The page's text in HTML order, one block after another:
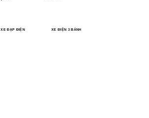
XE ĐẠP ĐIỆN XE ĐIỆN 3 BÁNH